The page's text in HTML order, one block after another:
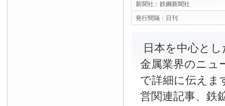
新聞社： 鉄鋼新聞社
発行間隔： 日刊
日本を中心と
金属業界のニュ
で詳細に伝えま
営関連記事、鉄